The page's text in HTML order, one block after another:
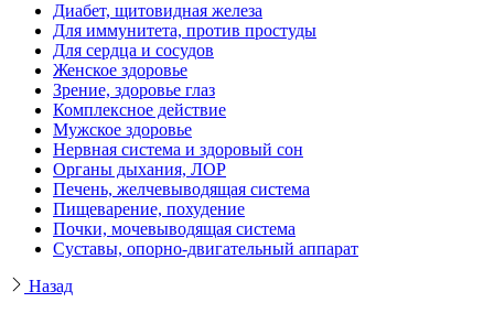
Диабет, щитовидная железа
Для иммунитета, против простуды
Для сердца и сосудов
Женское здоровье
Зрение, здоровье глаз
Комплексное действие
Мужское здоровье
Нервная система и здоровый сон
Органы дыхания, ЛОР
Печень, желчевыводящая система
Пищеварение, похудение
Почки, мочевыводящая система
Суставы, опорно-двигательный аппарат
Назад